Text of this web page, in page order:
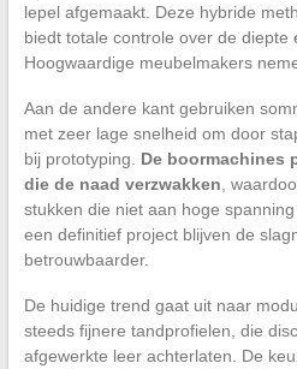
lepel afgemaakt. Deze hybride
biedt totale controle over de diepte
Hoogwaardige meubelmakers
Aan de andere kant gebruiken
met zeer lage snelheid om door
bij prototyping. De boormachines
die de naad verzwakken ,
stukken die niet aan hoge
een definitief project blijven de
betrouwbaarder.
De huidige trend gaat uit naar
steeds fijnere tandprofielen, die
afgewerkte leer achterlaten. De